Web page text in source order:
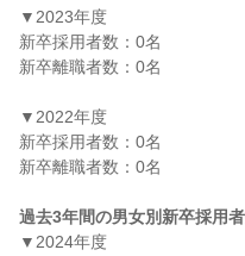
▼2023年度
新卒採用者数：0名
新卒離職者数：0名
▼2022年度
新卒採用者数：0名
新卒離職者数：0名
過去3年間の男女別新卒採用
▼2024年度